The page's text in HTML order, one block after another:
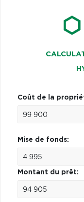
Coût de la
Mise de fonds:
Montant du prêt: